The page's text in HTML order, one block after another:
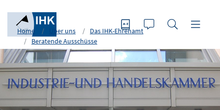
Home Über uns
Das IHK-Ehrenamt
Beratende Ausschüsse